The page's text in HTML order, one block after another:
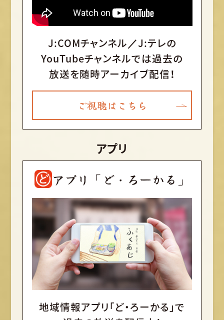
J:COMチャンネル／J:テレの
YouTubeチャンネルでは過去の
放送を随時アーカイブ配信！
ご視聴はこちら
アプリ
アプリ「ど・ろーかる」
地域情報アプリ「ど・ろーかる」で